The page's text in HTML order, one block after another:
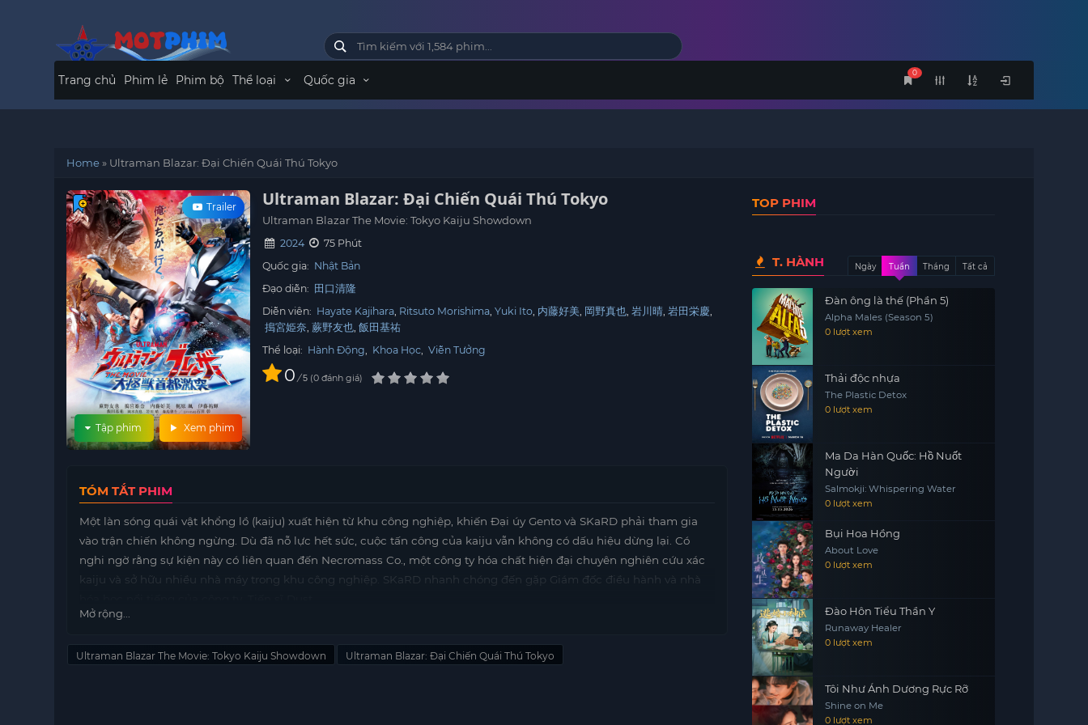
0
Trang chủ Phim lẻ Phim bộ Thể loại Quốc gia
Home» Ultraman Blazar: Đại Chiến Quái Thú Tokyo
Trailer
Xem phim
Tập phim
Ultraman Blazar: Đại Chiến Quái Thú Tokyo
Ultraman Blazar The Movie: Tokyo Kaiju Showdown
2024
75 Phút
Quốc gia: Nhật Bản
Đạo diễn: 田口清隆
Diễn viên: Hayate Kajihara Ritsuto Morishima Yuki Ito 内藤好美 岡野真也 岩川晴 岩田栄慶
搗宮姫奈 蕨野友也 飯田基祐
Thể loại: Hành Động, Khoa Học, Viễn Tưởng
0 / 5 0 đánh giá
TÓM TẮT PHIM
Một làn sóng quái vật khổng lồ (kaiju) xuất hiện từ khu công nghiệp, khiến Đại úy Gento và SKaRD phải tham gia
vào trận chiến không ngừng. Dù đã nỗ lực hết sức, cuộc tấn công của kaiju vẫn không có dấu hiệu dừng lại. Có
nghi ngờ rằng sự kiện này có liên quan đến Necromass Co., một công ty hóa chất hiện đại chuyên nghiên cứu xác
kaiju và sở hữu nhiều nhà máy trong khu công nghiệp. SKaRD nhanh chóng đến gặp Giám đốc điều hành và nhà
đạt được sự bất tử. Trong khi đó, một người ngoài hành tinh tên Damuno, tự xưng là “kẻ thống trị vũ trụ”, xuất hiện.
Hỗn loạn xảy ra khi damudoxin rò rỉ từ các bể chứa bị phá hủy, dẫn đến việc tiêu thụ các mẫu xác kaiju và hình
Mở rộng...
Ultraman Blazar The Movie: Tokyo Kaiju Showdown Ultraman Blazar: Đại Chiến Quái Thú Tokyo
TOP PHIM
T. HÀNH Ngày Tuần Tháng Tất cả
Đàn ông là thế (Phần 5)
Alpha Males (Season 5)
0 lượt xem
Thải độc nhựa
The Plastic Detox
0 lượt xem
Ma Da Hàn Quốc: Hồ Nuốt
Người
Salmokji: Whispering Water
0 lượt xem
Bụi Hoa Hồng
About Love
0 lượt xem
Đào Hôn Tiểu Thần Y
Runaway Healer
0 lượt xem
Tôi Như Ánh Dương Rực Rỡ
Shine on Me
0 lượt xem